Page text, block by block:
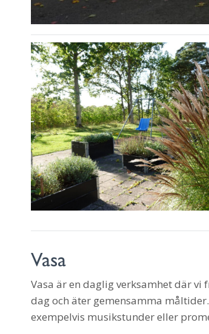
Vasa
Vasa är en daglig verksamhet där
dag och äter gemensamma
exempelvis musikstunder eller